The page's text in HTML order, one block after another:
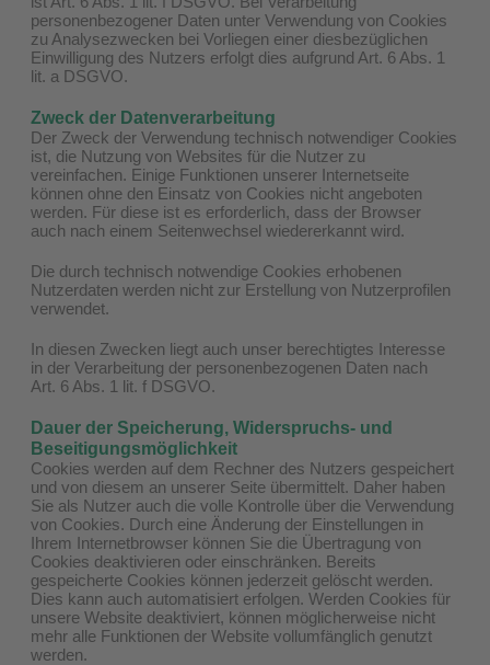
personenbezogener Daten unter Verwendung von Cookies
zu Analysezwecken bei Vorliegen einer diesbezüglichen
Einwilligung des Nutzers erfolgt dies aufgrund Art. 6 Abs. 1
lit. a DSGVO.
Zweck der Datenverarbeitung
Der Zweck der Verwendung technisch notwendiger Cookies
ist, die Nutzung von Websites für die Nutzer zu
vereinfachen. Einige Funktionen unserer Internetseite
können ohne den Einsatz von Cookies nicht angeboten
werden. Für diese ist es erforderlich, dass der Browser
auch nach einem Seitenwechsel wiedererkannt wird.
Die durch technisch notwendige Cookies erhobenen
Nutzerdaten werden nicht zur Erstellung von Nutzerprofilen
verwendet.
In diesen Zwecken liegt auch unser berechtigtes Interesse
in der Verarbeitung der personenbezogenen Daten nach
Art. 6 Abs. 1 lit. f DSGVO.
Dauer der Speicherung, Widerspruchs- und
Beseitigungsmöglichkeit
Cookies werden auf dem Rechner des Nutzers gespeichert
und von diesem an unserer Seite übermittelt. Daher haben
Sie als Nutzer auch die volle Kontrolle über die Verwendung
von Cookies. Durch eine Änderung der Einstellungen in
Ihrem Internetbrowser können Sie die Übertragung von
Cookies deaktivieren oder einschränken. Bereits
gespeicherte Cookies können jederzeit gelöscht werden.
Dies kann auch automatisiert erfolgen. Werden Cookies für
unsere Website deaktiviert, können möglicherweise nicht
mehr alle Funktionen der Website vollumfänglich genutzt
werden.